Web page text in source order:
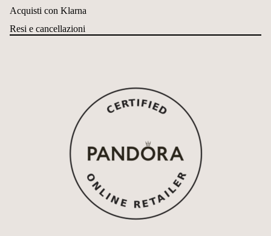
Acquisti con Klarna
Resi e cancellazioni
Política de reembolso